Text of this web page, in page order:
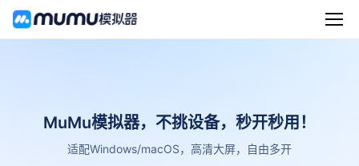
MuMu模拟器，不挑设备，秒开秒用！
适配Windows/macOS，高清大屏，自由多开